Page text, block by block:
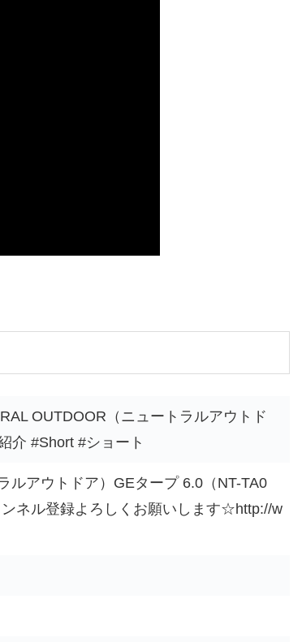
OUTDOOR（ニュートラルアウトド
介 #Short #ショート
ルアウトドア）GEタープ 6.0（NT-TA0
ネル登録よろしくお願いします☆http://w